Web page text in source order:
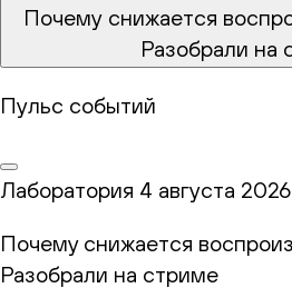
Почему снижается
Разобрали на
Пульс событий
Лаборатория 4 августа 2026
Почему снижается
Разобрали на стриме